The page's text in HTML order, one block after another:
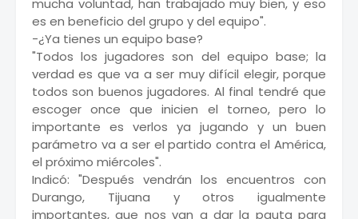
mucha voluntad, han trabajado muy bien, y eso
es en beneficio del grupo y del equipo".
-¿Ya tienes un equipo base?
"Todos los jugadores son del equipo base; la
verdad es que va a ser muy difícil elegir, porque
todos son buenos jugadores. Al final tendré que
escoger once que inicien el torneo, pero lo
importante es verlos ya jugando y un buen
parámetro va a ser el partido contra el América,
el próximo miércoles".
Indicó: "Después vendrán los encuentros con
Durango, Tijuana y otros igualmente
importantes, que nos van a dar la pauta para